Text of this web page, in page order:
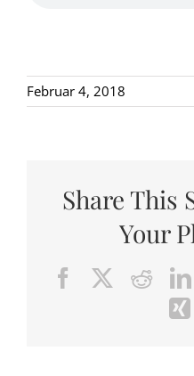
Februar 4, 2018
Share This
Your
Facebook